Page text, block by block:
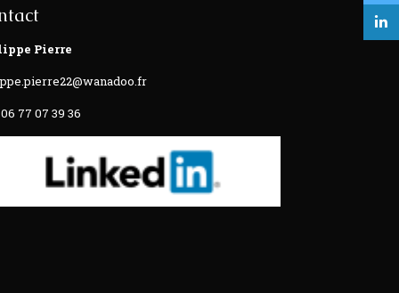
Pierre
77 07 39 36‬